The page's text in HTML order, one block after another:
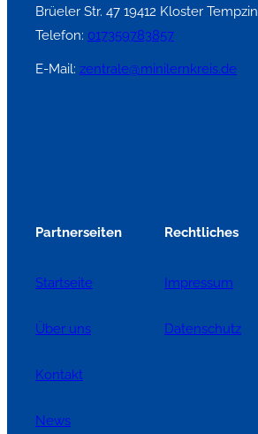
Brüeler Str. 47 19412 Kloster Tempzin
Telefon: 017359783857
E-Mail: zentrale@minilernkreis.de
Partnerseiten
Startseite
Über uns
Kontakt
News
Rechtliches
Impressum
Datenschutz